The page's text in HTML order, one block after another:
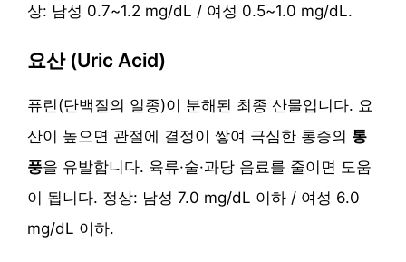
상: 남성 0.7~1.2 mg/dL / 여성 0.5~1.0 mg/dL.
요산 (Uric Acid)
퓨린(단백질의 일종)이 분해된 최종 산물입니다. 요
산이 높으면 관절에 결정이 쌓여 극심한 통증의 통
풍을 유발합니다. 육류·술·과당 음료를 줄이면 도움
이 됩니다. 정상: 남성 7.0 mg/dL 이하 / 여성 6.0
mg/dL 이하.